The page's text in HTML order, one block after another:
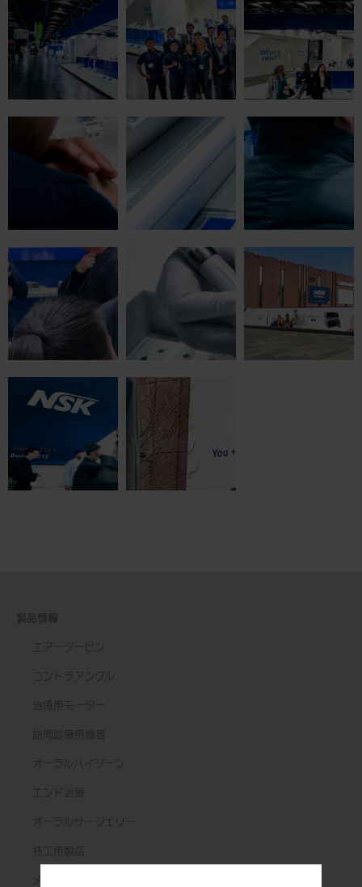
製品情報
エアータービン
コントラアングル
治療用モーター
訪問診療用機器
オーラルハイジーン
エンド治療
オーラルサージェリー
技工用製品
メンテナンス＆オートクレーブ